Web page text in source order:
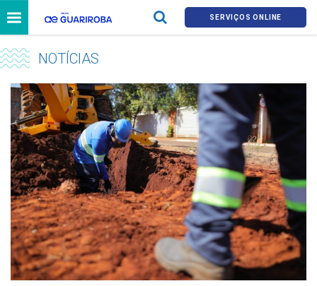
SERVIÇOS ONLINE
NOTÍCIAS